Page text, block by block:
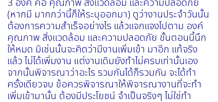
(หากมี มากกว่านี้ก็ให้ระบุออกมา) ดูว่างานประจำวันนั้น
ต้องการความสำเร็จอย่างไร แล้วแจกแจงไปตาม องค์
คุณภาพ สิ่งแวดล้อม และความปลอดภัย ขั้นตอนนี้นึก
ให้หมด มิเช่นนั้นจะคิดว่ามีงานเพิ่มเข้า มาอีก แท้จริง
แล้ว ไม่ได้เพิ่มงาน แต่งานเดิมยังทำไม่ครบเท่านั้นเอง
จากนั้นพิจารณาว่าอะไร รวมกันได้ก็รวมกัน จะได้ทำ
ครั้งเดียวจบ ข้อควรพิจารณาให้พิจารณางานที่จะทำ
เพิ่มเข้ามานั้น ต้องมีประโยชน์ จำเป็นจริงๆ ไม่ใช่ทำ